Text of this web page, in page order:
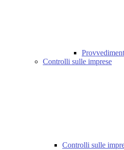
Controlli sulle imprese
Controlli sulle